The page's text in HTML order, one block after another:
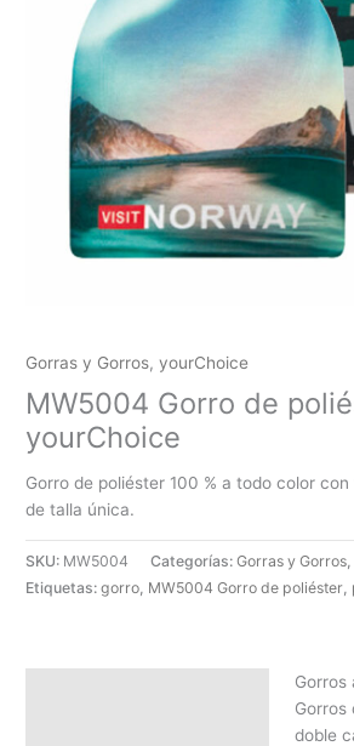
Gorras y Gorros,yourChoice
MW5004 Gorro de
yourChoice
Gorro de poliéster 100 % a todo color
de talla única.
SKU: MW5004 Categorías:Gorras y Gorros
Etiquetas:gorro, MW5004 Gorro de poliéster,
Gorros
Gorros
doble